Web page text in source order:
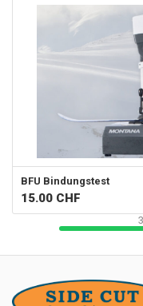
BFU Bindungstest
15.00 CHF
3